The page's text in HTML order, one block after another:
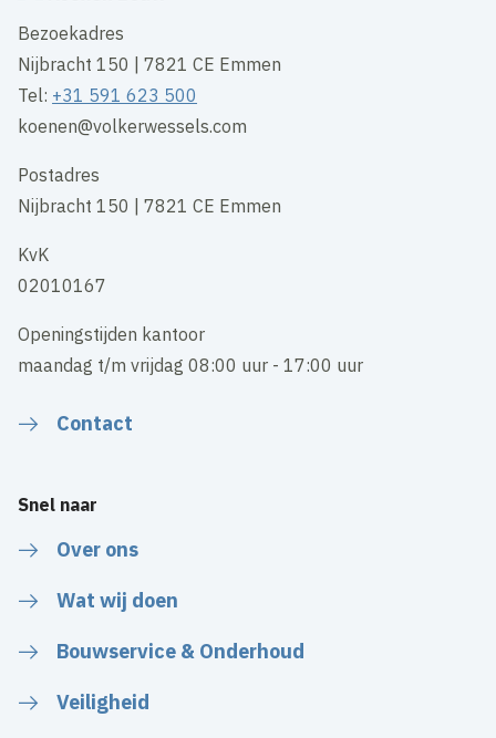
Bezoekadres
Nijbracht 150 | 7821 CE Emmen
Tel: +31 591 623 500
koenen@volkerwessels.com
Postadres
Nijbracht 150 | 7821 CE Emmen
KvK
02010167
Openingstijden kantoor
maandag t/m vrijdag 08:00 uur - 17:00 uur
Contact
Snel naar
Over ons
Wat wij doen
Bouwservice & Onderhoud
Veiligheid